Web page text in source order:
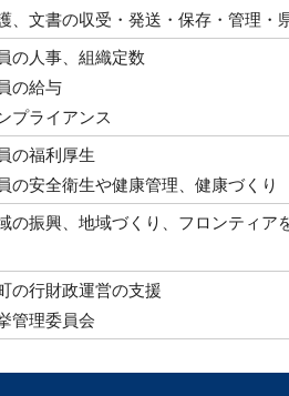
、文書の収受・発送・保存・管理・
の人事、組織定数
の給与
プライアンス
の福利厚生
の安全衛生や健康管理、健康づくり
の振興、地域づくり、フロンティア
の行財政運営の支援
管理委員会